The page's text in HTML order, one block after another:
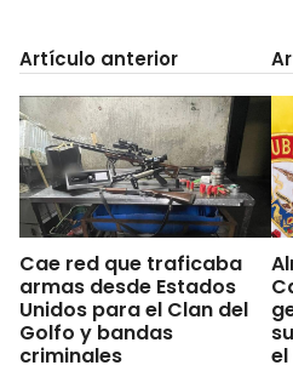
Artículo anterior
Cae red que traficaba
armas desde Estados
Unidos para el Clan del
Golfo y bandas
criminales